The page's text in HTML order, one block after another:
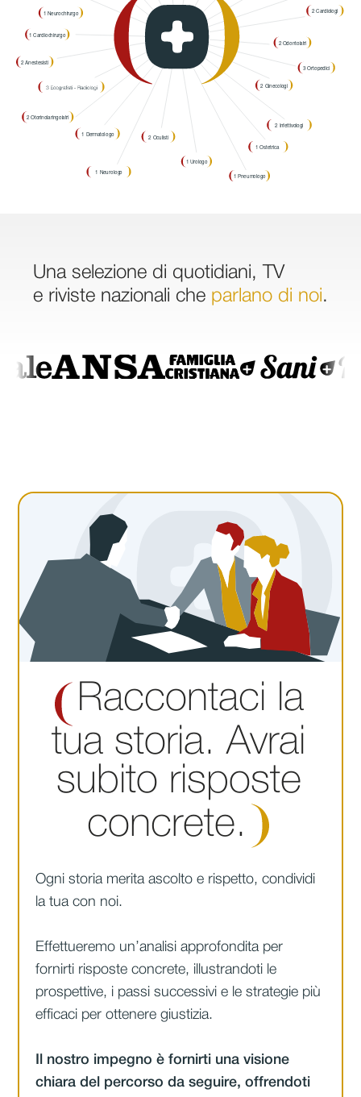
Una selezione di quotidiani, TV
e riviste nazionali che parlano di noi.
Raccontaci la
tua storia. Avrai
subito risposte
concrete.
Ogni storia merita ascolto e rispetto, condividi
la tua con noi.
Effettueremo un’analisi approfondita per
fornirti risposte concrete, illustrandoti le
prospettive, i passi successivi e le strategie più
efficaci per ottenere giustizia.
Il nostro impegno è fornirti una visione
chiara del percorso da seguire, offrendoti